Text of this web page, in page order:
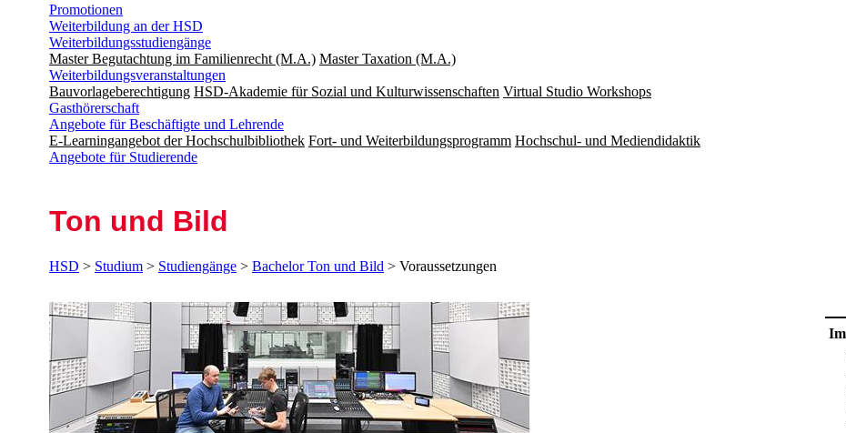
Promotionen
Weiterbildung an der HSD
Weiterbildungsstudiengänge
Master Begutachtung im Familienrecht (M.A.) Master Taxation (M.A.)
Weiterbildungsveranstaltungen
Bauvorlageberechtigung HSD-Akademie für Sozial und Kulturwissenschaften Virtual Studio Workshops
Gasthörerschaft
Angebote für Beschäftigte und Lehrende
E-Learningangebot der Hochschulbibliothek Fort- und Weiterbildungsprogramm Hochschul- und Mediendidaktik
Angebote für Studierende
Ton und Bild
HSD > Studium > Studiengänge > Bachelor Ton und Bild > Voraussetzungen